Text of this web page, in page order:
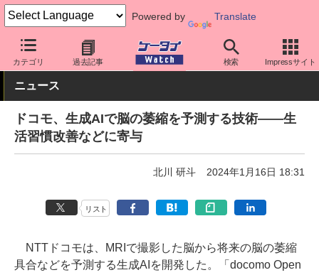
Powered by Translate
カテゴリ 過去記事 検索 Impressサイト
ケータイ Watch キャリア ドコモ ネットワーク/技術
ニュース
ドコモ、生成AIで脳の萎縮を予測する技術――生
活習慣改善などに寄与
北川 研斗 2024年1月16日 18:31
リスト
NTTドコモは、MRIで撮影した脳から将来の脳の萎縮
具合などを予測する生成AIを開発した。「docomo Open